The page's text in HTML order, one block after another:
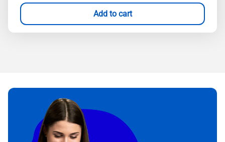
Add to cart